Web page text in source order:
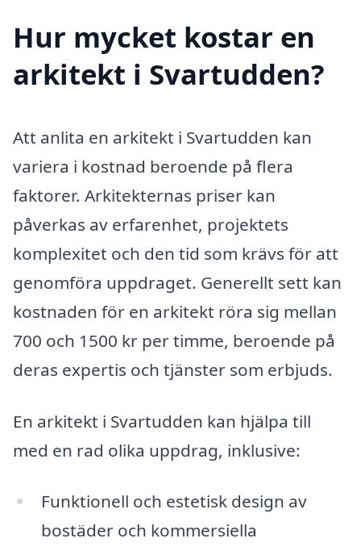
Hur mycket kostar en
arkitekt i Svartudden?
Att anlita en arkitekt i Svartudden kan
variera i kostnad beroende på flera
faktorer. Arkitekternas priser kan
påverkas av erfarenhet, projektets
komplexitet och den tid som krävs för att
genomföra uppdraget. Generellt sett kan
kostnaden för en arkitekt röra sig mellan
700 och 1500 kr per timme, beroende på
deras expertis och tjänster som erbjuds.
En arkitekt i Svartudden kan hjälpa till
med en rad olika uppdrag, inklusive:
Funktionell och estetisk design av
bostäder och kommersiella